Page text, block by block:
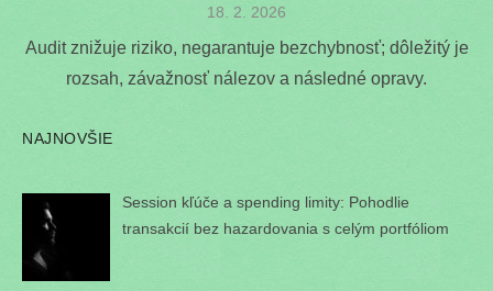
Posted
18. 2. 2026
Audit znižuje riziko, negarantuje bezchybnosť; dôležitý je
rozsah, závažnosť nálezov a následné opravy.
NAJNOVŠIE
Session kľúče a spending limity: Pohodlie
transakcií bez hazardovania s celým portfóliom